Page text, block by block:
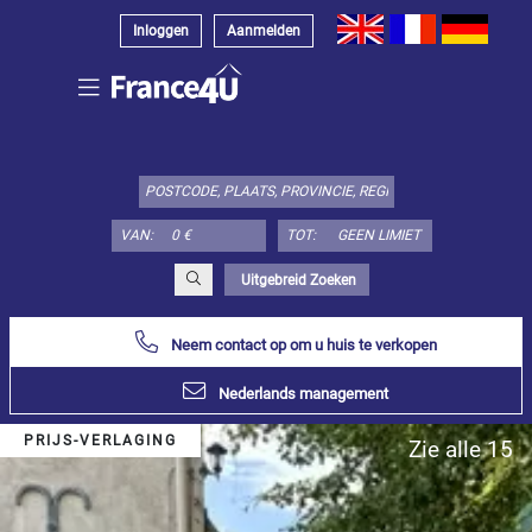
Inloggen Aanmelden
VAN: TOT:
Uitgebreid Zoeken
Appartement
Alles
selecteren
Appartement
Duplex
Neem contact op om u huis te verkopen
Nederlands management
PRIJS-VERLAGING Zie alle 15